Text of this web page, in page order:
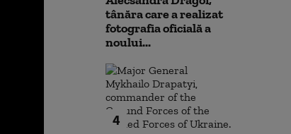
tânăra care a realizat
fotografia oficială a
noului...
4